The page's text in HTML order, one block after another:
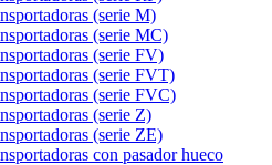
(serie M)
(serie MC)
(serie FV)
(serie FVT)
(serie FVC)
(serie Z)
(serie ZE)
con pasador hueco